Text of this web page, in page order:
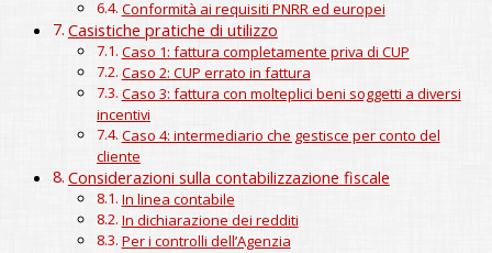
Conformità ai requisiti PNRR ed europei
Casistiche pratiche di utilizzo
Caso 1: fattura completamente priva di CUP
Caso 2: CUP errato in fattura
Caso 3: fattura con molteplici beni soggetti a diversi
incentivi
Caso 4: intermediario che gestisce per conto del
cliente
Considerazioni sulla contabilizzazione fiscale
In linea contabile
In dichiarazione dei redditi
Per i controlli dell’Agenzia